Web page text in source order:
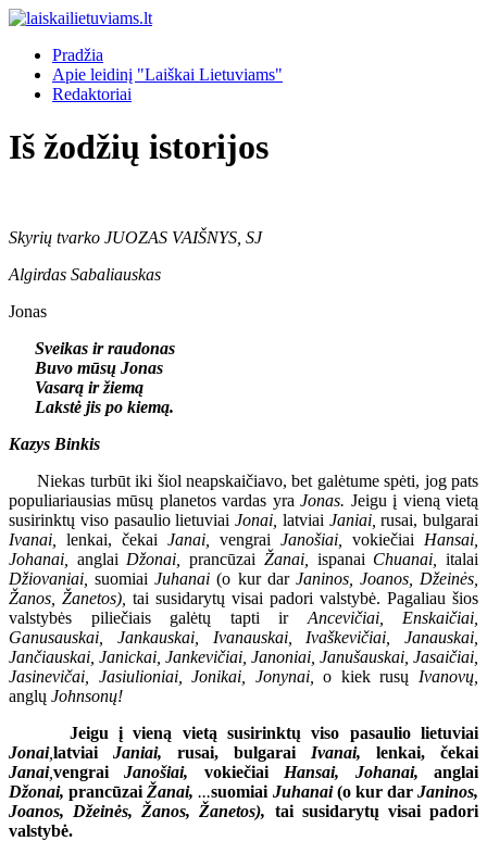
Pradžia
Apie leidinį "Laiškai Lietuviams"
Redaktoriai
Iš žodžių istorijos
Skyrių tvarko JUOZAS VAIŠNYS, SJ
Algirdas Sabaliauskas
Jonas
Sveikas ir raudonas
Buvo mūsų Jonas
Vasarą ir žiemą
Lakstė jis po kiemą.
Kazys Binkis
Niekas turbūt iki šiol neapskaičiavo, bet galėtume spėti, jog pats
populiariausias mūsų planetos vardas yraJonas. Jeigu į vieną vietą
susirinktų viso pasaulio lietuviai Jonai, latviai Janiai, rusai, bulgarai
Ivanai,
lenkai, čekai Janai, vengrai Janošiai, vokiečiai Hansai,
Johanai,
anglai Džonai, prancūzai Žanai, ispanai Chuanai,
italai
Džiovaniai, suomiaiJuhanai (o kur dar Janinos, Joanos, Džeinės,
Žanos, Žanetos), tai susidarytų visai padori valstybė. Pagaliau šios
valstybės piliečiais galėtų tapti ir Ancevičiai, Enskaičiai,
Ganusauskai, Jankauskai, Ivanauskai, Ivaškevičiai, Janauskai,
Jančiauskai, Janickai, Jankevičiai, Janoniai, Janušauskai, Jasaičiai,
Jasinevičai, Jasiulioniai, Jonikai, Jonynai,
o kiek rusų Ivanovų,
anglų Johnsonų!
Jeigu į vieną vietą susirinktų viso pasaulio lietuviai
Jonai,latviai Janiai, rusai, bulgarai Ivanai, lenkai, čekai
Janai,vengraiJanošiai, vokiečiai Hansai, Johanai,anglai
Džonai, prancūzaiŽanai,...suomiai Juhanai(o kur dar Janinos,
Joanos, Džeinės, Žanos, Žanetos), tai susidarytų visai padori
valstybė.